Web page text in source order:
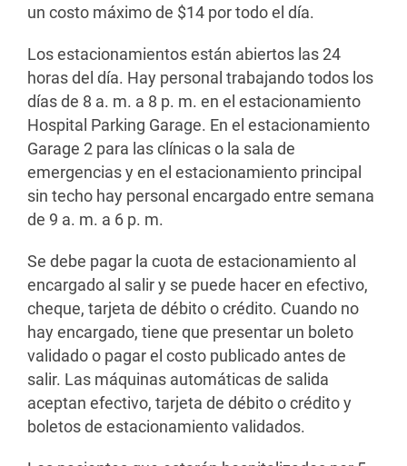
un costo máximo de $14 por todo el día.
Los estacionamientos están abiertos las 24
horas del día. Hay personal trabajando todos los
días de 8 a. m. a 8 p. m. en el estacionamiento
Hospital Parking Garage. En el estacionamiento
Garage 2 para las clínicas o la sala de
emergencias y en el estacionamiento principal
sin techo hay personal encargado entre semana
de 9 a. m. a 6 p. m.
Se debe pagar la cuota de estacionamiento al
encargado al salir y se puede hacer en efectivo,
cheque, tarjeta de débito o crédito. Cuando no
hay encargado, tiene que presentar un boleto
validado o pagar el costo publicado antes de
salir. Las máquinas automáticas de salida
aceptan efectivo, tarjeta de débito o crédito y
boletos de estacionamiento validados.